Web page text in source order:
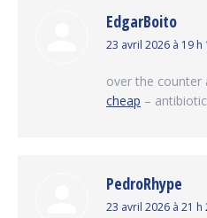
EdgarBoito
dit
23 avril 2026 à 19 h
over the counter
cheap –
PedroRhype
dit
23 avril 2026 à 21 h